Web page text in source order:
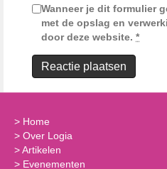
Wanneer je dit formulier
met de opslag en
door deze website. *
> Home
> Over Logia
>Artikelen
> Evenementen